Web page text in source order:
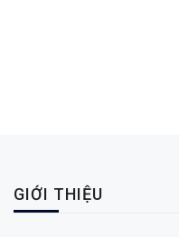
GIỚI THIỆU